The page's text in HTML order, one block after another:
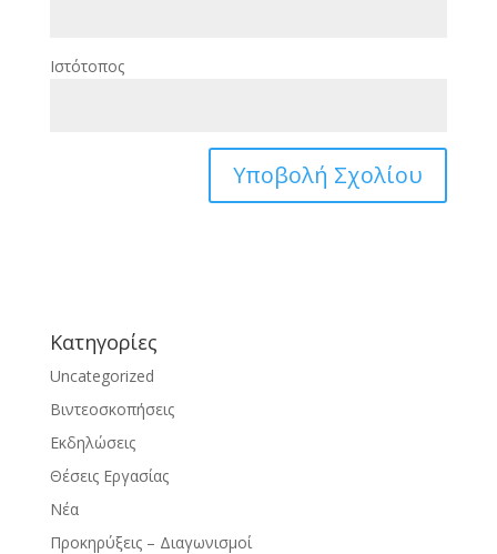
Ιστότοπος
Kατηγορίες
Uncategorized
Βιντεοσκοπήσεις
Εκδηλώσεις
Θέσεις Εργασίας
Νέα
Προκηρύξεις – Διαγωνισμοί